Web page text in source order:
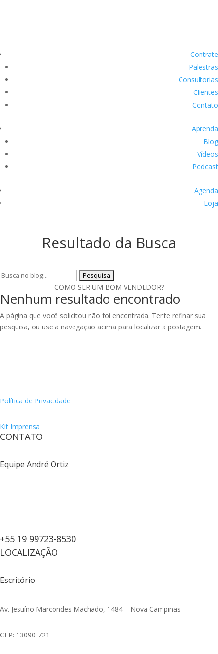
Contrate
Palestras
Consultorias
Clientes
Contato
Aprenda
Blog
Vídeos
Podcast
Agenda
Loja
Resultado da Busca
Pesquisar
COMO SER UM BOM VENDEDOR?
Nenhum resultado encontrado
A página que você solicitou não foi encontrada. Tente refinar sua
pesquisa, ou use a navegação acima para localizar a postagem.
Política de Privacidade
Kit Imprensa
CONTATO
Equipe André Ortiz
+55 19 99723-8530
LOCALIZAÇÃO
Escritório
Av. Jesuíno Marcondes Machado, 1484 – Nova Campinas
CEP: 13090-721